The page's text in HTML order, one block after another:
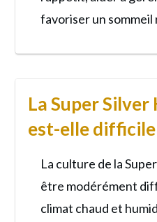
favoriser un
La Super Silver
est-elle
La culture de la
être modérément
climat chaud et